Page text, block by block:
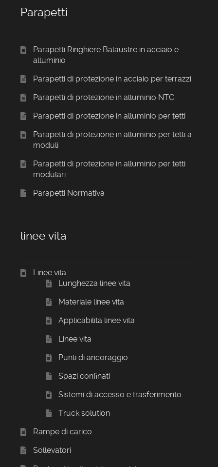
Parapetti
Parapetti Ringhiere Balaustre in acciaio e
alluminio
Parapetti di protezione in acciaio per terrazzi
Parapetti di protezione in alluminio NTC
Parapetti di protezione in alluminio per tetti
Parapetti di protezione in alluminio per tetti a
moduli
Parapetti di protezione in alluminio per tetti
modulari
Parapetti Normativa
linee vita
Linee vita
Lunghezza linee vita
Materiale linee vita
Applicabilita linee vita
Linee vita
Punti di ancoraggio
Spazi confinati
Sistemi di accesso e trasferimento
Truck solution
Rampe di carico
Sollevatori